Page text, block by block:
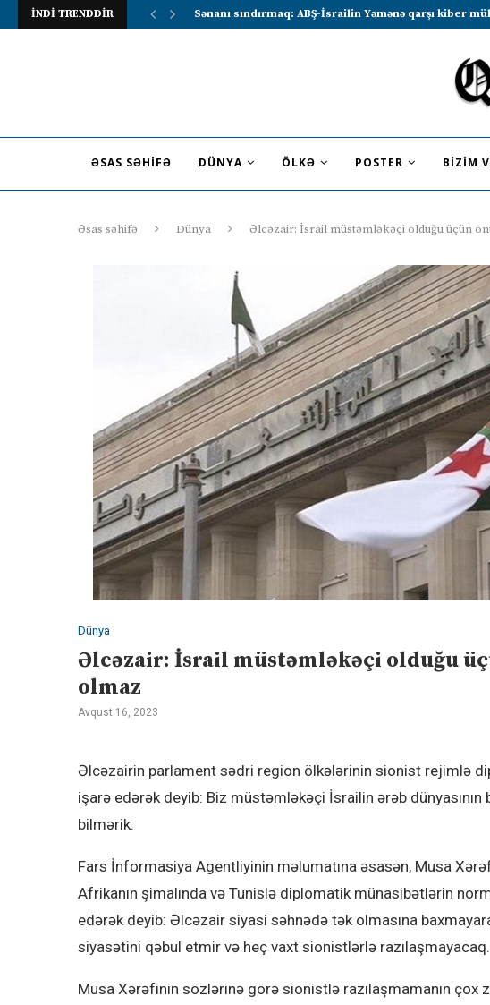
İNDİ TRENDDİR Lavrov Suriya prezidentini Rusiya–Ərəb sammitində
ƏSAS SƏHIFƏ DÜNYA ÖLKƏ POSTER BIZIM
Əsas səhifə Dünya Əlcəzair: İsrail müstəmləkəçi olduğu üçün
Dünya
Əlcəzair: İsrail müstəmləkəçi olduğu
olmaz
Avqust 16, 2023
Əlcəzairin parlament sədri region ölkələrinin sionist rejimlə
işarə edərək deyib: Biz müstəmləkəçi İsrailin ərəb
bilmərik.
Fars İnformasiya Agentliyinin məlumatına əsasən, Musa
Afrikanın şimalında və Tunislə diplomatik münasibətlərin
edərək deyib: Əlcəzair siyasi səhnədə tək olmasına
siyasətini qəbul etmir və heç vaxt sionistlərlə razılaşmayacaq.
Musa Xərəfinin sözlərinə görə sionistlə razılaşmamanın